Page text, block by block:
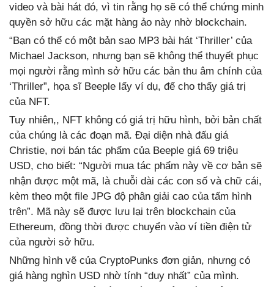
video và bài hát đó, vì tin rằng họ sẽ có thể chứng minh
quyền sở hữu các mặt hàng ảo này nhờ blockchain.
“Bạn có thể có một bản sao MP3 bài hát ‘Thriller’ của
Michael Jackson, nhưng bạn sẽ không thể thuyết phục
mọi người rằng mình sở hữu các bản thu âm chính của
‘Thriller”, họa sĩ Beeple lấy ví dụ, để cho thấy giá trị
của NFT.
Tuy nhiên,, NFT không có giá trị hữu hình, bởi bản chất
của chúng là các đoạn mã. Đại diện nhà đấu giá
Christie, nơi bán tác phẩm của Beeple giá 69 triệu
USD, cho biết: “Người mua tác phẩm này về cơ bản sẽ
nhận được một mã, là chuỗi dài các con số và chữ cái,
kèm theo một file JPG độ phân giải cao của tấm hình
trên”. Mã này sẽ được lưu lại trên blockchain của
Ethereum, đồng thời được chuyển vào ví tiền điện tử
của người sở hữu.
Những hình vẽ của CryptoPunks đơn giản, nhưng có
giá hàng nghìn USD nhờ tính “duy nhất” của mình.